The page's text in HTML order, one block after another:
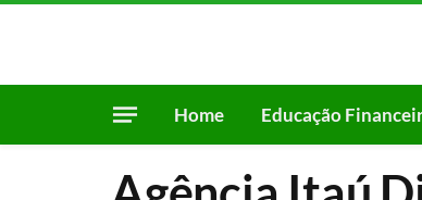
Home Educação